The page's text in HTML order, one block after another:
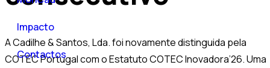
Impacto
Contactos
A Cadilhe & Santos, Lda. foi novamente distinguida pela
COTEC Portugal com o Estatuto COTEC Inovadora’26. Uma